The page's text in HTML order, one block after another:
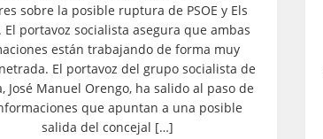
sobre la posible ruptura de PSOE y Els
El portavoz socialista asegura que ambas
están trabajando de forma muy
El portavoz del grupo socialista de
José Manuel Orengo, ha salido al paso de
que apuntan a una posible
salida del concejal […]